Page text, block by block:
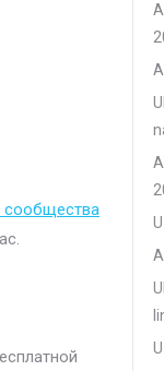
сообщества